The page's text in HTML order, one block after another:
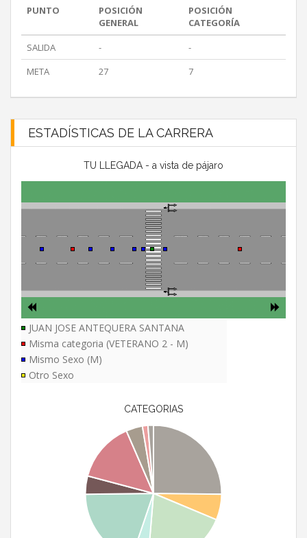
PUNTO
POSICIÓN
GENERAL
POSICIÓN
CATEGORÍA
SALIDA
-
-
META
27 7
ESTADÍSTICAS DE LA CARRERA
TU LLEGADA - a vista de pájaro
JUAN JOSE ANTEQUERA SANTANA
Misma categoria (VETERANO 2 - M)
Mismo Sexo (M)
Otro Sexo
CATEGORIAS